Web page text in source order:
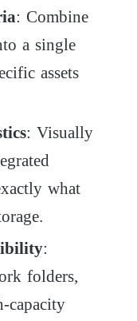
: Combine
a single
assets
: Visually
what
:
folders,
capacity